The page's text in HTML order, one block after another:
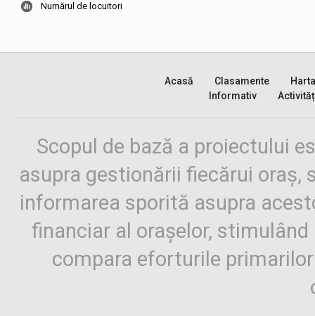
Numărul de locuitori
Acasă Clasamente
Harta
Informativ
Scopul de bază a proiectului
asupra gestionării fiecărui oraș,
informarea sporită asupra
financiar al orașelor,
compara eforturile